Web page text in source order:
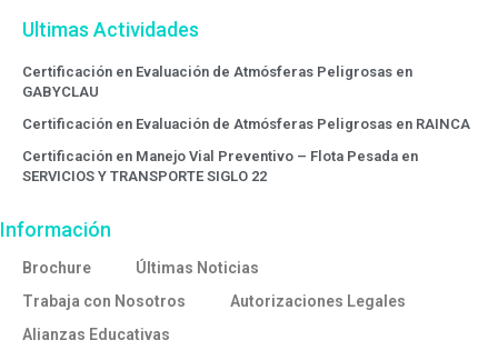
Ultimas Actividades
Certificación en Evaluación de Atmósferas Peligrosas en
GABYCLAU
Certificación en Evaluación de Atmósferas Peligrosas en RAINCA
Certificación en Manejo Vial Preventivo – Flota Pesada en
SERVICIOS Y TRANSPORTE SIGLO 22
Información
Brochure
Últimas Noticias
Trabaja con Nosotros
Autorizaciones Legales
Alianzas Educativas